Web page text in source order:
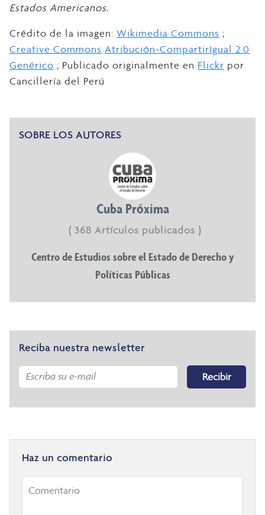
Estados Americanos.
Crédito de la imagen: Wikimedia Commons ;
Creative Commons Atribución-CompartirIgual 2.0
Genérico ; Publicado originalmente en Flickr por
Cancillería del Perú
SOBRE LOS AUTORES
Cuba Próxima
( 368 Artículos publicados )
Centro de Estudios sobre el Estado de Derecho y
Políticas Públicas
Reciba nuestra newsletter
Recibir
Haz un comentario